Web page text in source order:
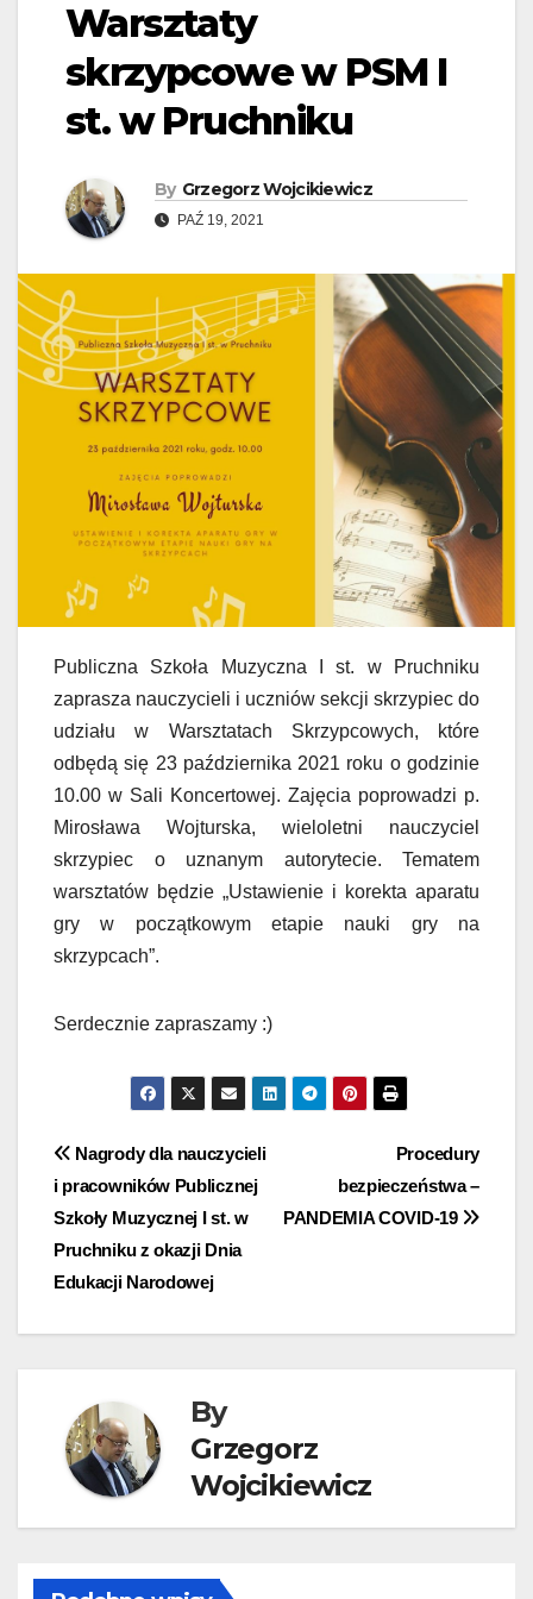
Warsztaty
skrzypcowe w PSM I
st. w Pruchniku
By Grzegorz Wojcikiewicz
PAŹ 19, 2021
Publiczna Szkoła Muzyczna I st. w Pruchniku
zaprasza nauczycieli i uczniów sekcji skrzypiec do
udziału w Warsztatach Skrzypcowych, które
odbędą się 23 października 2021 roku o godzinie
10.00 w Sali Koncertowej. Zajęcia poprowadzi p.
Mirosława Wojturska, wieloletni nauczyciel
skrzypiec o uznanym autorytecie. Tematem
warsztatów będzie „Ustawienie i korekta aparatu
gry w początkowym etapie nauki gry na
skrzypcach”.
Serdecznie zapraszamy :)
Nawigacja
wpisu
Procedury
bezpieczeństwa –
PANDEMIA COVID-19
Nagrody dla nauczycieli
i pracowników Publicznej
Szkoły Muzycznej I st. w
Pruchniku z okazji Dnia
Edukacji Narodowej
By
Grzegorz
Wojcikiewicz